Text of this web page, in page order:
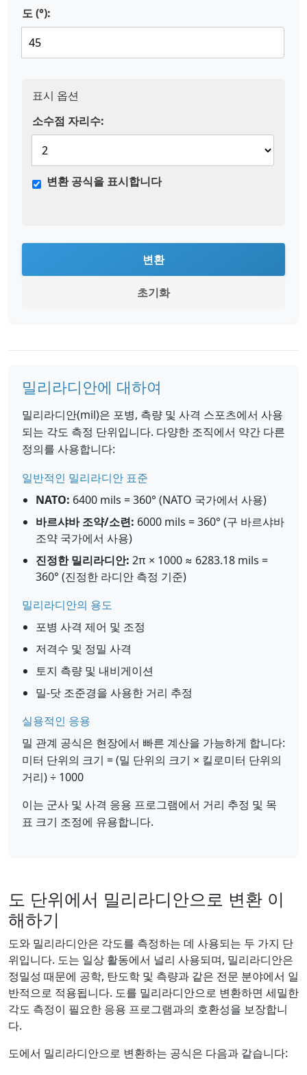
도 (°):
표시 옵션
소수점 자리수:
변환 공식을 표시합니다
변환
초기화
밀리라디안에 대하여
밀리라디안(mil)은 포병, 측량 및 사격 스포츠에서 사용
되는 각도 측정 단위입니다. 다양한 조직에서 약간 다른
정의를 사용합니다:
일반적인 밀리라디안 표준
NATO: 6400 mils = 360° (NATO 국가에서 사용)
바르샤바 조약/소련: 6000 mils = 360° (구 바르샤바
조약 국가에서 사용)
진정한 밀리라디안: 2π × 1000 ≈ 6283.18 mils =
360° (진정한 라디안 측정 기준)
밀리라디안의 용도
포병 사격 제어 및 조정
저격수 및 정밀 사격
토지 측량 및 내비게이션
밀-닷 조준경을 사용한 거리 추정
실용적인 응용
밀 관계 공식은 현장에서 빠른 계산을 가능하게 합니다:
미터 단위의 크기 = (밀 단위의 크기 × 킬로미터 단위의
거리) ÷ 1000
이는 군사 및 사격 응용 프로그램에서 거리 추정 및 목
표 크기 조정에 유용합니다.
도 단위에서 밀리라디안으로 변환 이
해하기
도와 밀리라디안은 각도를 측정하는 데 사용되는 두 가지 단
위입니다. 도는 일상 활동에서 널리 사용되며, 밀리라디안은
정밀성 때문에 공학, 탄도학 및 측량과 같은 전문 분야에서 일
반적으로 적용됩니다. 도를 밀리라디안으로 변환하면 세밀한
각도 측정이 필요한 응용 프로그램과의 호환성을 보장합니
다.
도에서 밀리라디안으로 변환하는 공식은 다음과 같습니다: